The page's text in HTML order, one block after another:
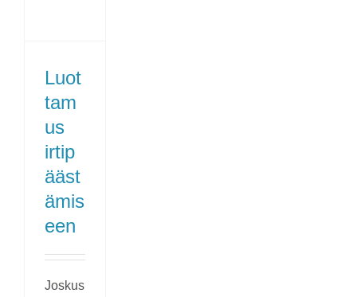
Luot
tam
us
irtip
ääst
ämis
een
Joskus